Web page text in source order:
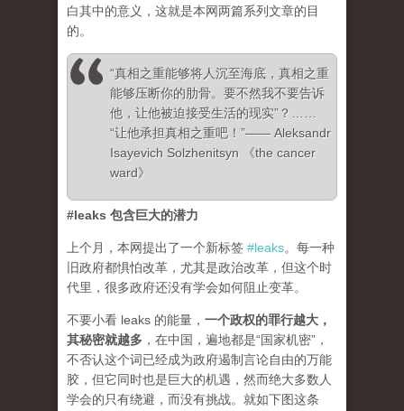
白其中的意义，这就是本网两篇系列文章的目
的。
“真相之重能够将人沉至海底，真相之重
能够压断你的肋骨。要不然我不要告诉
他，让他被迫接受生活的现实”？……
“让他承担真相之重吧！”—— Aleksandr
Isayevich Solzhenitsyn 《the cancer
ward》
#leaks 包含巨大的潜力
上个月，本网提出了一个新标签 #leaks。每一种
旧政府都惧怕改革，尤其是政治改革，但这个时
代里，很多政府还没有学会如何阻止变革。
不要小看 leaks 的能量， 一个政权的罪行越大，
其秘密就越多 ，在中国，遍地都是“国家机密”，
不否认这个词已经成为政府遏制言论自由的万能
胶，但它同时也是巨大的机遇，然而绝大多数人
学会的只有绕避，而没有挑战。就如下图这条